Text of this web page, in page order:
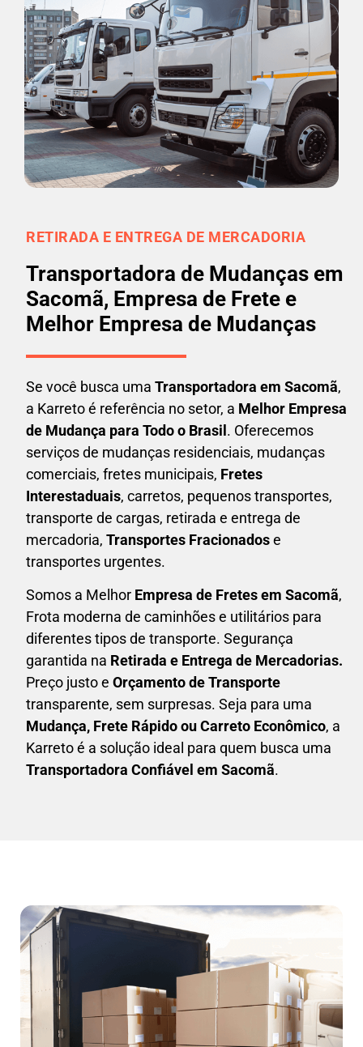
RETIRADA E ENTREGA DE MERCADORIA
Transportadora de Mudanças em
Sacomã, Empresa de Frete e
Melhor Empresa de Mudanças
Se você busca uma Transportadora em Sacomã,
a Karreto é referência no setor, a Melhor Empresa
de Mudança para Todo o Brasil. Oferecemos
serviços de mudanças residenciais, mudanças
comerciais, fretes municipais, Fretes
Interestaduais, carretos, pequenos transportes,
transporte de cargas, retirada e entrega de
mercadoria, Transportes Fracionadose
transportes urgentes.
Somos a Melhor Empresa de Fretes em Sacomã,
Frota moderna de caminhões e utilitários para
diferentes tipos de transporte. Segurança
garantida na Retirada e Entrega de Mercadorias.
Preço justo e Orçamento de Transporte
transparente, sem surpresas. Seja para uma
Mudança, Frete Rápido ou Carreto Econômico, a
Karretoé a solução ideal para quem busca uma
Transportadora Confiável em Sacomã.